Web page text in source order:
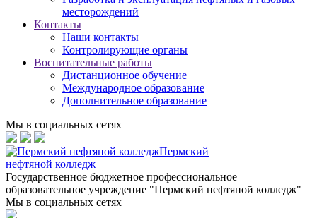
месторождений
Контакты
Наши контакты
Контролирующие органы
Воспитательные работы
Дистанционное обучение
Международное образование
Дополнительное образование
Мы в социальных сетях
Пермский
нефтяной колледж
Государственное бюджетное профессиональное
образовательное учреждение "Пермский нефтяной колледж"
Мы в социальных сетях